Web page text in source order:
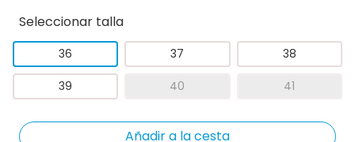
Seleccionar talla
36 37 38
39 40 41